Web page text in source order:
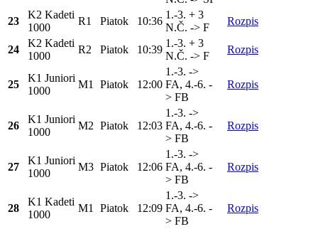
23
K2 Kadeti
1000
R1 Piatok 10:36
1.-3. + 3
N.Č. -> F
Rozpis
24
K2 Kadeti
1000
R2 Piatok 10:39
1.-3. + 3
N.Č. -> F
Rozpis
25
K1 Juniori
1000
M1 Piatok 12:00
1.-3. ->
FA, 4.-6. -
> FB
Rozpis
26
K1 Juniori
1000
M2 Piatok 12:03
1.-3. ->
FA, 4.-6. -
> FB
Rozpis
27
K1 Juniori
1000
M3 Piatok 12:06
1.-3. ->
FA, 4.-6. -
> FB
Rozpis
28
K1 Kadeti
1000
M1 Piatok 12:09
1.-3. ->
FA, 4.-6. -
> FB
Rozpis